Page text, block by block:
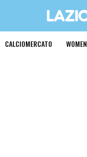
CALCIOMERCATO WOMEN